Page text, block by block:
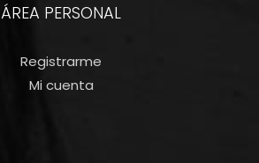
ÁREA PERSONAL
Registrarme
Mi cuenta